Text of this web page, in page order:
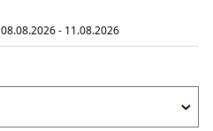
08.08.2026 - 11.08.2026